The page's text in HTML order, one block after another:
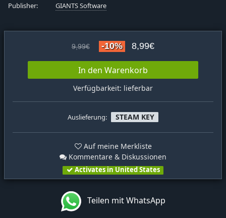
Publisher:
GIANTS Software
9,99€ -10% 8,99€
In den Warenkorb
Verfügbarkeit: lieferbar
Auslieferung: STEAM KEY
Auf meine Merkliste
Kommentare & Diskussionen
Activates in United States
Teilen mit WhatsApp